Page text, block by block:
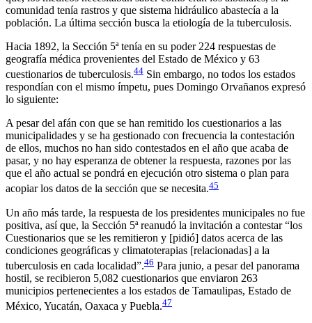
comunidad tenía rastros y que sistema hidráulico abastecía a la
población. La última sección busca la etiología de la tuberculosis.
Hacia 1892, la Sección 5ª tenía en su poder 224 respuestas de
geografía médica provenientes del Estado de México y 63
cuestionarios de tuberculosis.44 Sin embargo, no todos los estados
respondían con el mismo ímpetu, pues Domingo Orvañanos expresó
lo siguiente:
A pesar del afán con que se han remitido los cuestionarios a las
municipalidades y se ha gestionado con frecuencia la contestación
de ellos, muchos no han sido contestados en el año que acaba de
pasar, y no hay esperanza de obtener la respuesta, razones por las
que el año actual se pondrá en ejecución otro sistema o plan para
acopiar los datos de la sección que se necesita.45
Un año más tarde, la respuesta de los presidentes municipales no fue
positiva, así que, la Sección 5ª reanudó la invitación a contestar “los
Cuestionarios que se les remitieron y [pidió] datos acerca de las
condiciones geográficas y climatoterapias [relacionadas] a la
tuberculosis en cada localidad”.46 Para junio, a pesar del panorama
hostil, se recibieron 5,082 cuestionarios que enviaron 263
municipios pertenecientes a los estados de Tamaulipas, Estado de
México, Yucatán, Oaxaca y Puebla.47